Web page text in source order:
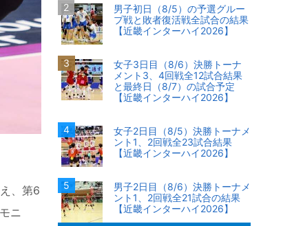
、第6
ニ
男子初日（8/5）の予選グルー
プ戦と敗者復活戦全試合の結果
【近畿インターハイ2026】
女子3日目（8/6）決勝トーナ
メント3、4回戦全12試合結果
と最終日（8/7）の試合予定
【近畿インターハイ2026】
女子2日目（8/5）決勝トーナメ
ント1、2回戦全23試合結果
【近畿インターハイ2026】
男子2日目（8/6）決勝トーナメ
ント1、2回戦全21試合の結果
【近畿インターハイ2026】